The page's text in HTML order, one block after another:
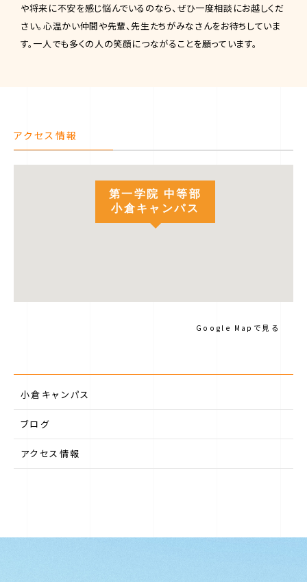
や将来に不安を感じ悩んでいるのなら、ぜひ一度相談にお越しくだ
さい。心温かい仲間や先輩、先生たちがみなさんをお待ちしていま
す。一人でも多くの人の笑顔につながることを願っています。
アクセス情報
第一学院 中等部
小倉キャンパス
Google Mapで見る
小倉キャンパス
ブログ
アクセス情報